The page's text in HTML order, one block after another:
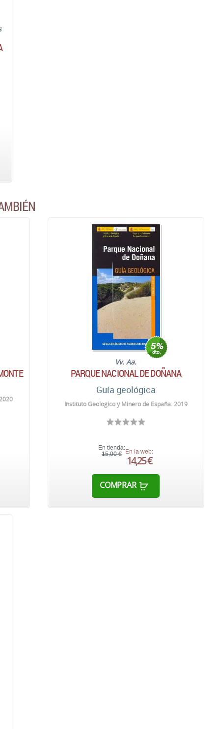
Vv. Aa.
PARQUE NACIONAL DE DOÑANA
Guía geológica
Instituto Geologico y Minero de España. 2019
En tienda:
15,00 € En la web:
14,25 €
COMPRAR